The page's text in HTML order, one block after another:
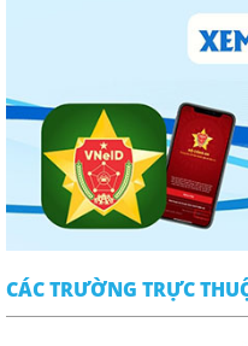
CÁC TRƯỜNG TRỰC